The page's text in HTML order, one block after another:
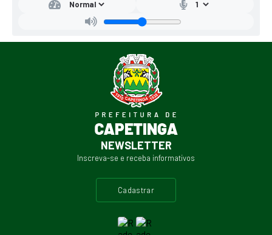
NEWSLETTER
Inscreva-se e receba informativos
cadastrar